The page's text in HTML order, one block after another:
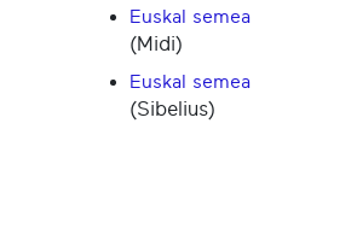
Euskal semea
(Midi)
Euskal semea
(Sibelius)